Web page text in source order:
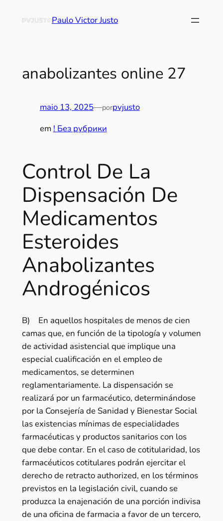
Paulo Victor Justo
ana­bo­lizan­tes onli­ne 27
maio 13, 2025—porpvjusto
em ! Без рубрики
Control De La
Dispensación De
Medicamentos
Esteroides
Anabolizantes
Androgénicos
B) En aquellos hospitales de menos de cien
camas que, en función de la tipología y volumen
de actividad asistencial que implique una
especial cualificación en el empleo de
medicamentos, se determinen
reglamentariamente. La dispensación se
realizará por un farmacéutico, determinándose
por la Consejería de Sanidad y Bienestar Social
las existencias mínimas de especialidades
farmacéuticas y productos sanitarios con los
que debe contar. En el caso de cotitularidad, los
farmacéuticos cotitulares podrán ejercitar el
derecho de retracto authorized, en los términos
previstos en la legislación civil, cuando se
produzca la enajenación de una porción indivisa
de una oficina de farmacia a favor de un tercero,